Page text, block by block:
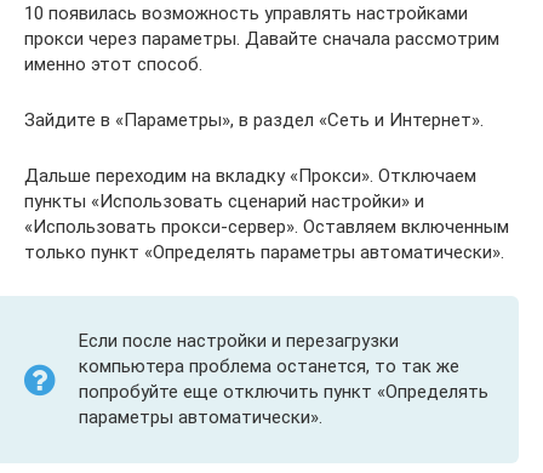
10 появилась возможность управлять настройками
прокси через параметры. Давайте сначала рассмотрим
именно этот способ.
Зайдите в «Параметры», в раздел «Сеть и Интернет».
Дальше переходим на вкладку «Прокси». Отключаем
пункты «Использовать сценарий настройки» и
«Использовать прокси-сервер». Оставляем включенным
только пункт «Определять параметры автоматически».
Если после настройки и перезагрузки
компьютера проблема останется, то так же
попробуйте еще отключить пункт «Определять
параметры автоматически».